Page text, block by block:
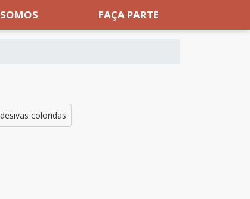
FAÇA PARTE
coloridas